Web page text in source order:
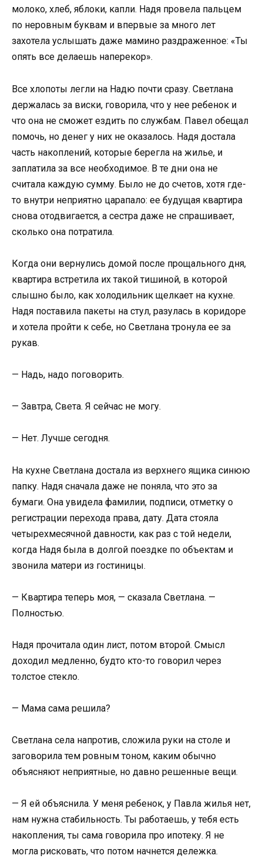
молоко, хлеб, яблоки, капли. Надя провела пальцем
по неровным буквам и впервые за много лет
захотела услышать даже мамино раздраженное: «Ты
опять все делаешь наперекор».
Все хлопоты легли на Надю почти сразу. Светлана
держалась за виски, говорила, что у нее ребенок и
что она не сможет ездить по службам. Павел обещал
помочь, но денег у них не оказалось. Надя достала
часть накоплений, которые берегла на жилье, и
заплатила за все необходимое. В те дни она не
считала каждую сумму. Было не до счетов, хотя где-
то внутри неприятно царапало: ее будущая квартира
снова отодвигается, а сестра даже не спрашивает,
сколько она потратила.
Когда они вернулись домой после прощального дня,
квартира встретила их такой тишиной, в которой
слышно было, как холодильник щелкает на кухне.
Надя поставила пакеты на стул, разулась в коридоре
и хотела пройти к себе, но Светлана тронула ее за
рукав.
— Надь, надо поговорить.
— Завтра, Света. Я сейчас не могу.
— Нет. Лучше сегодня.
На кухне Светлана достала из верхнего ящика синюю
папку. Надя сначала даже не поняла, что это за
бумаги. Она увидела фамилии, подписи, отметку о
регистрации перехода права, дату. Дата стояла
четырехмесячной давности, как раз с той недели,
когда Надя была в долгой поездке по объектам и
звонила матери из гостиницы.
— Квартира теперь моя, — сказала Светлана. —
Полностью.
Надя прочитала один лист, потом второй. Смысл
доходил медленно, будто кто-то говорил через
толстое стекло.
— Мама сама решила?
Светлана села напротив, сложила руки на столе и
заговорила тем ровным тоном, каким обычно
объясняют неприятные, но давно решенные вещи.
— Я ей объяснила. У меня ребенок, у Павла жилья нет,
нам нужна стабильность. Ты работаешь, у тебя есть
накопления, ты сама говорила про ипотеку. Я не
могла рисковать, что потом начнется дележка.